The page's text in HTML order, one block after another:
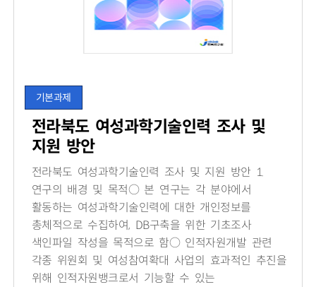
기본과제
전라북도 여성과학기술인력 조사 및
지원 방안
전라북도 여성과학기술인력 조사 및 지원 방안 1.
연구의 배경 및 목적○ 본 연구는 각 분야에서
활동하는 여성과학기술인력에 대한 개인정보를
총체적으로 수집하여, DB구축을 위한 기초조사
색인파일 작성을 목적으로 함○ 인적자원개발 관련
각종 위원회 및 여성참여확대 사업의 효과적인 추진을
위해 인적자원뱅크로서 기능할 수 있는